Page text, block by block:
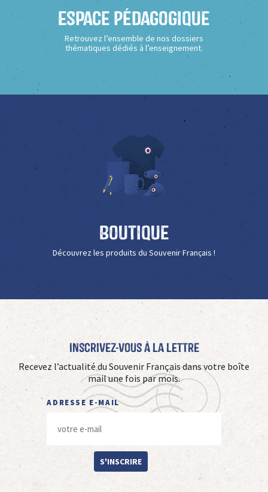
Espace Pédagogique
Retrouvez l’ensemble de nos dossiers
thématiques dédiés à l’enseignement.
Boutique
Découvrez les produits du Souvenir Français !
Inscrivez-vous à La Lettre
Recevez l’actualité du Souvenir Français dans votre boîte
mail une fois par mois.
ADRESSE E-MAIL
S'INSCRIRE